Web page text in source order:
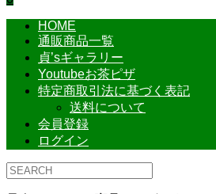
HOME
通販商品一覧
貞’sギャラリー
Youtubeお茶ピザ
特定商取引法に基づく表記
送料について
会員登録
ログイン